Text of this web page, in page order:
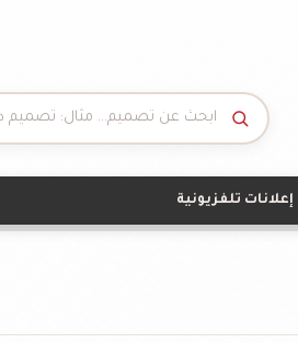
إعلانات تلفزيونية